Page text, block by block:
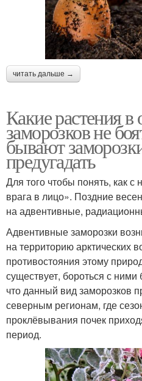
читать дальше →
Какие растения в
заморозков не
бывают
предугадать
Для того чтобы понять, как с
врага в лицо». Поздние
на адвентивные,
Адвентивные заморозки
на территорию арктических
противостояния этому
существует, бороться с
что данный вид заморозков
северным регионам, где
проклёвывания почек
период.